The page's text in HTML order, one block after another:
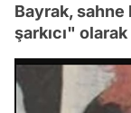
Bayrak,
şarkıcı" olarak